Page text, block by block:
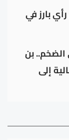
بارز في
بن
إلى